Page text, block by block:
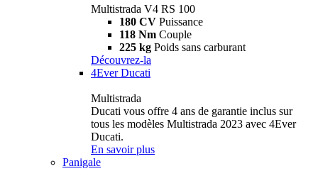
Multistrada V4 RS 100
180 CV Puissance
118 Nm Couple
225 kg Poids sans carburant
Découvrez-la
4Ever Ducati
Multistrada
Ducati vous offre 4 ans de garantie inclus sur
tous les modèles Multistrada 2023 avec 4Ever
Ducati.
En savoir plus
Panigale